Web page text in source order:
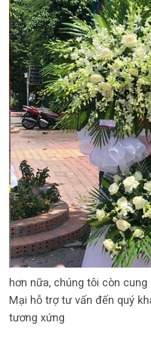
hơn nữa, chúng tôi còn
Mại hỗ trợ tư vấn đến quý
tương xứng